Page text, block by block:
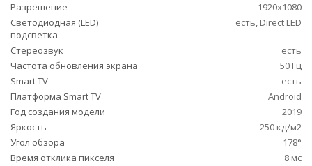
Разрешение
1920x1080
Светодиодная (LED)
подсветка
есть, Direct LED
Стереозвук
есть
Частота обновления экрана
50 Гц
Smart TV
есть
Платформа Smart TV
Android
Год создания модели
2019
Яркость
250 кд/м2
Угол обзора
178°
Время отклика пикселя
8 мс